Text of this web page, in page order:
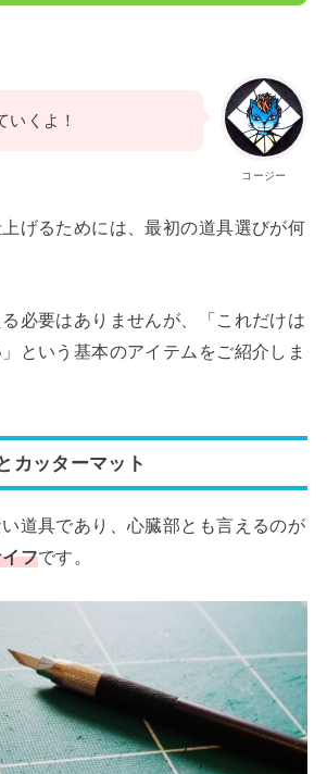
コージー
いくよ！
げるためには、最初の道具選びが何
必要はありませんが、「これだけは
という基本のアイテムをご紹介しま
カッターマット
道具であり、心臓部とも言えるのが
フです。